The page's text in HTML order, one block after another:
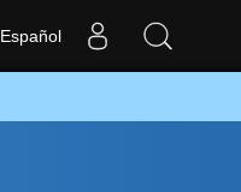
Español